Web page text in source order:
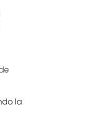
la